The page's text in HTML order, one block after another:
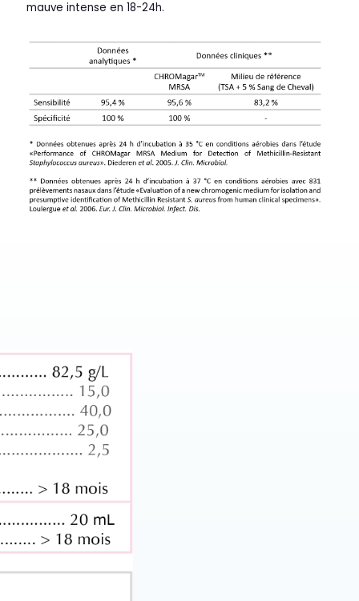
mauve intense en 18-24h.